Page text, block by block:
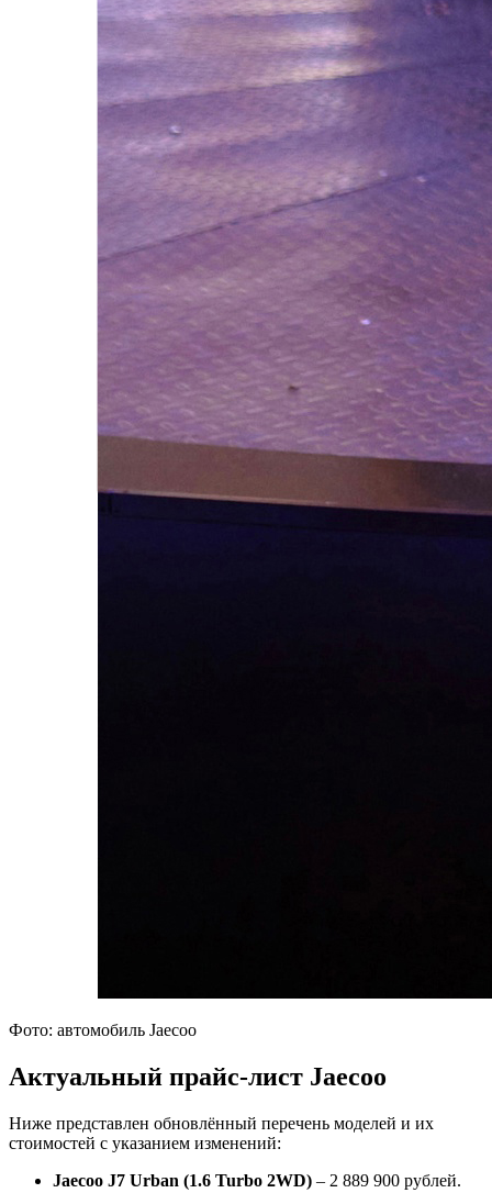
Фото: автомобиль Jaecoo
Актуальный прайс-лист Jaecoo
Ниже представлен обновлённый перечень моделей и их
стоимостей с указанием изменений:
Jaecoo J7 Urban (1.6 Turbo 2WD) – 2 889 900 рублей.